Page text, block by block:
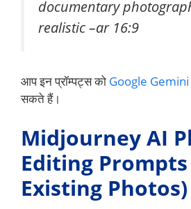
documentary
realistic –ar 16:9
आप इन प्रॉम्पट्स को Google
सकते हैं।
Midjourney AI
Editing Prompts
Existing Photos)